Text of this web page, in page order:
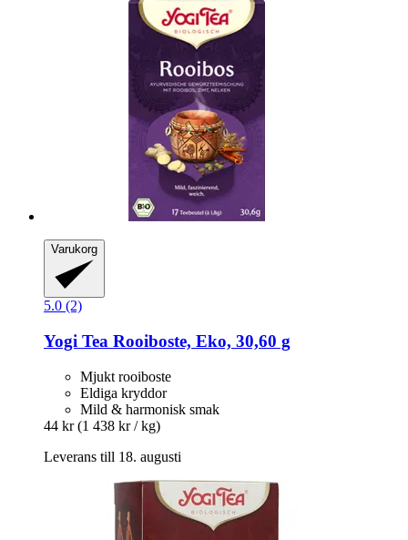
Varukorg
5.0 (2)
Yogi Tea Rooiboste, Eko, 30,60 g
Mjukt rooiboste
Eldiga kryddor
Mild & harmonisk smak
44 kr (1 438 kr / kg)
Leverans till 18. augusti